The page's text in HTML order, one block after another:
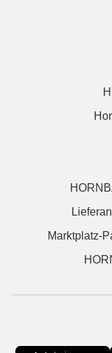
Marktplatz-